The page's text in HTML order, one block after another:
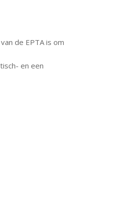
de EPTA is om
en een